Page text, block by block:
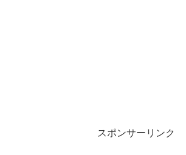
スポンサーリンク